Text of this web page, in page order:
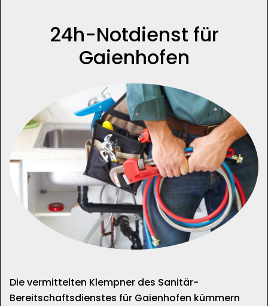
24h-Notdienst für
Gaienhofen
Die vermittelten Klempner des Sanitär-
Bereitschaftsdienstes für Gaienhofen kümmern